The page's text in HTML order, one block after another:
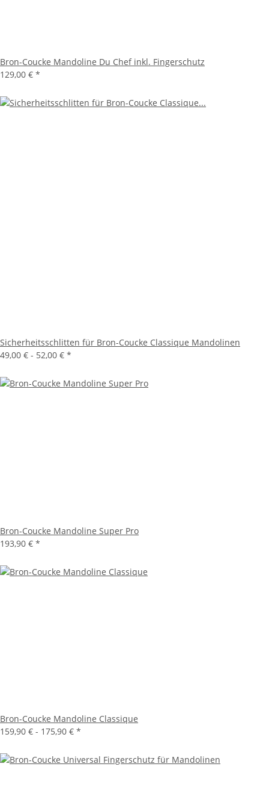
Bron-Coucke Mandoline Du Chef inkl. Fingerschutz
129,00 € *
Sicherheitsschlitten für Bron-Coucke Classique Mandolinen
49,00 € - 52,00 € *
Bron-Coucke Mandoline Super Pro
193,90 € *
Bron-Coucke Mandoline Classique
159,90 € - 175,90 € *